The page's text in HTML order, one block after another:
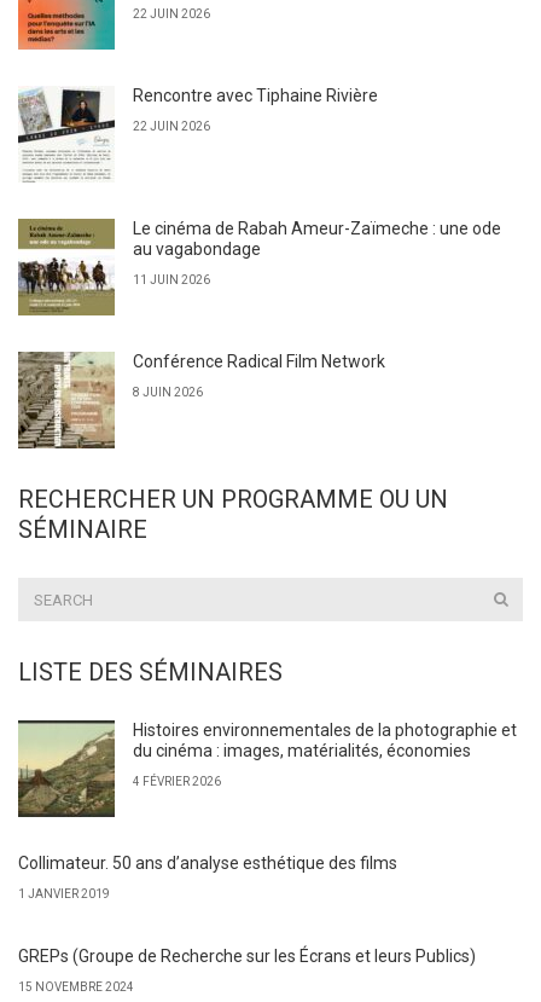
22 JUIN 2026
Rencontre avec Tiphaine Rivière
22 JUIN 2026
Le cinéma de Rabah Ameur-Zaïmeche : une ode
au vagabondage
11 JUIN 2026
Conférence Radical Film Network
8 JUIN 2026
RECHERCHER UN PROGRAMME OU UN
SÉMINAIRE
LISTE DES SÉMINAIRES
Histoires environnementales de la photographie et
du cinéma : images, matérialités, économies
4 FÉVRIER 2026
Collimateur. 50 ans d’analyse esthétique des films
1 JANVIER 2019
GREPs (Groupe de Recherche sur les Écrans et leurs Publics)
15 NOVEMBRE 2024